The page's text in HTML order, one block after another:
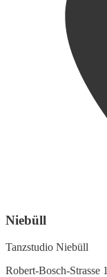
Niebüll
Tanzstudio Niebüll
Robert-Bosch-Strasse 1